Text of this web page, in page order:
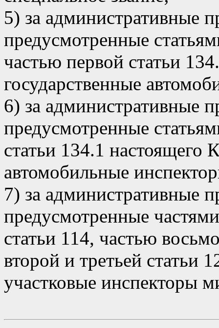
5) за административные
предусмотренные
частью первой статьи
государственные
6) за административные
предусмотренные
статьи 134.1 настоящего
автомобильные
7) за административные
предусмотренные
статьи 114, частью
второй и третьей статьи
участковые инспекторы